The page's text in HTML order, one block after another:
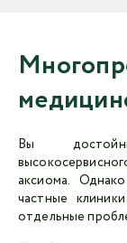
Вы
аксиома.
частные
отдельные